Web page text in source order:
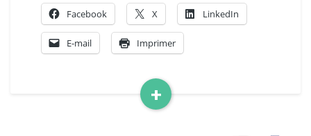
+
Read
Facebook X LinkedIn
E-mail Imprimer